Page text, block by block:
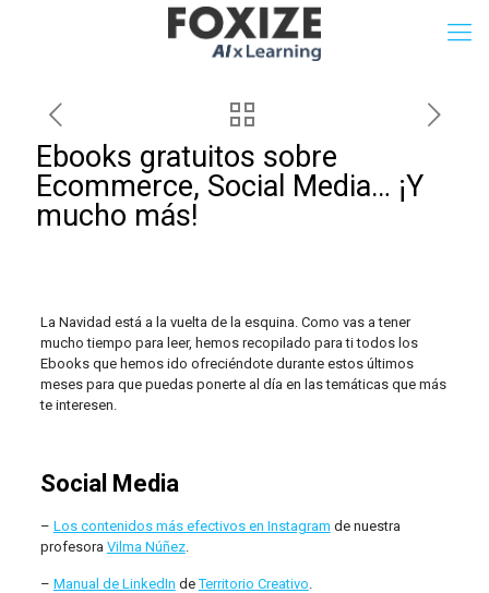
Ebooks gratuitos sobre
Ecommerce, Social Media… ¡Y
mucho más!
La Navidad está a la vuelta de la esquina. Como vas a tener
mucho tiempo para leer, hemos recopilado para ti todos los
Ebooks que hemos ido ofreciéndote durante estos últimos
meses para que puedas ponerte al día en las temáticas que más
te interesen.
Social Media
– Los contenidos más efectivos en Instagram de nuestra
profesora Vilma Núñez.
– Manual de LinkedIn deTerritorio Creativo.